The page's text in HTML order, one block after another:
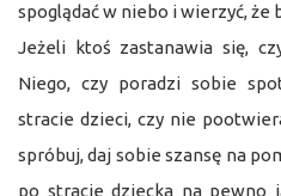
spoglądać w niebo i wierzyć, że
Jeżeli ktoś zastanawia się,
Niego, czy poradzi sobie
stracie dzieci, czy nie
spróbuj, daj sobie szansę na
po stracie dziecka na pewno